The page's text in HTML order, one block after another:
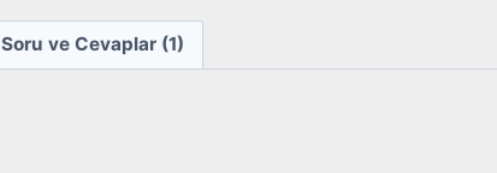
Soru ve Cevaplar (1)